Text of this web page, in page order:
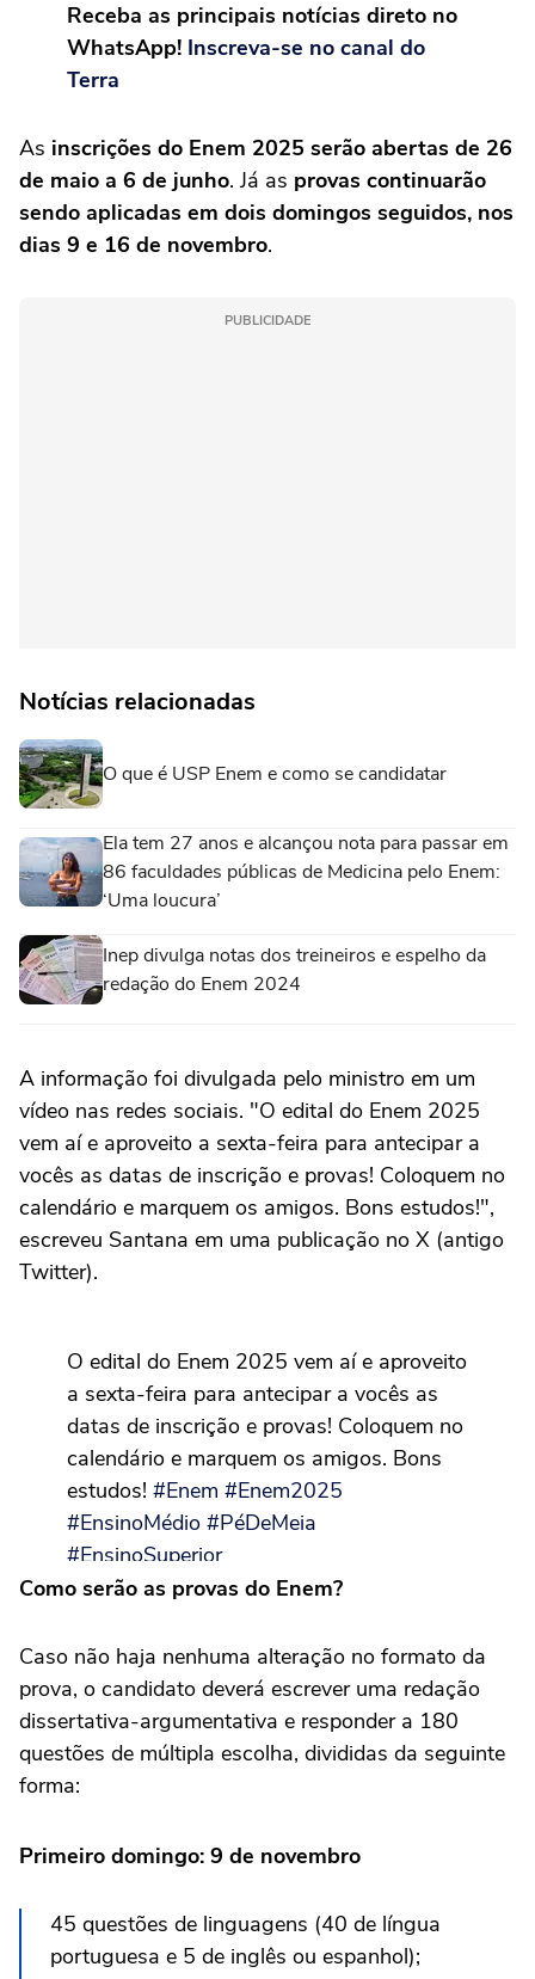
Receba as principais notícias direto no
WhatsApp! Inscreva-se no canal do
Terra
As inscrições do Enem 2025 serão abertas de 26
de maio a 6 de junho. Já as provas continuarão
sendo aplicadas em dois domingos seguidos, nos
dias 9 e 16 de novembro.
PUBLICIDADE
Notícias relacionadas
O que é USP Enem e como se candidatar
Ela tem 27 anos e alcançou nota para passar em
86 faculdades públicas de Medicina pelo Enem:
‘Uma loucura’
Inep divulga notas dos treineiros e espelho da
redação do Enem 2024
A informação foi divulgada pelo ministro em um
vídeo nas redes sociais. "O edital do Enem 2025
vem aí e aproveito a sexta-feira para antecipar a
vocês as datas de inscrição e provas! Coloquem no
calendário e marquem os amigos. Bons estudos!",
escreveu Santana em uma publicação no X (antigo
Twitter).
O edital do Enem 2025 vem aí e aproveito
a sexta-feira para antecipar a vocês as
datas de inscrição e provas! Coloquem no
calendário e marquem os amigos. Bons
estudos! #Enem #Enem2025
#EnsinoMédio #PéDeMeia
#EnsinoSuperior
pic.twitter.com/v4ajfm5dMf
— Camilo Santana (@CamiloSantanaCE)
May 9, 2025
Como serão as provas do Enem?
Caso não haja nenhuma alteração no formato da
prova, o candidato deverá escrever uma redação
dissertativa-argumentativa e responder a 180
questões de múltipla escolha, divididas da seguinte
forma:
Primeiro domingo: 9 de novembro
45 questões de linguagens (40 de língua
portuguesa e 5 de inglês ou espanhol);